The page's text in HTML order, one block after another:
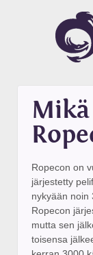
Ropecon on
järjestetty
nykyään noin
Ropecon
mutta sen
toisensa